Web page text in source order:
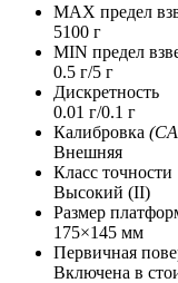
MAX предел
5100 г
MIN предел
0.5 г/5 г
Дискретность
0.01 г/0.1 г
Калибровка
Внешняя
Класс точности
Высокий (II)
Размер
175×145 мм
Первичная
Включена в